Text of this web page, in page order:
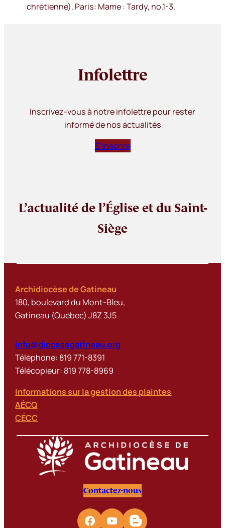
chrétienne). Paris: Mame : Tardy, no.1-3.
Infolettre
Inscrivez-vous à notre infolettre pour rester
informé de nos actualités
S’inscrire
L’actualité de l’Église et du Saint-
Siège
Archidiocèse de Gatineau
180, boulevard du Mont-Bleu,
Gatineau (Québec) J8Z 3J5
info@diocesegatineau.org
Téléphone: 819 771-8391
Télécopieur: 819 778-8969
Informations sur la gestion des plaintes
AÉCQ
CÉCC
Contactez-nous